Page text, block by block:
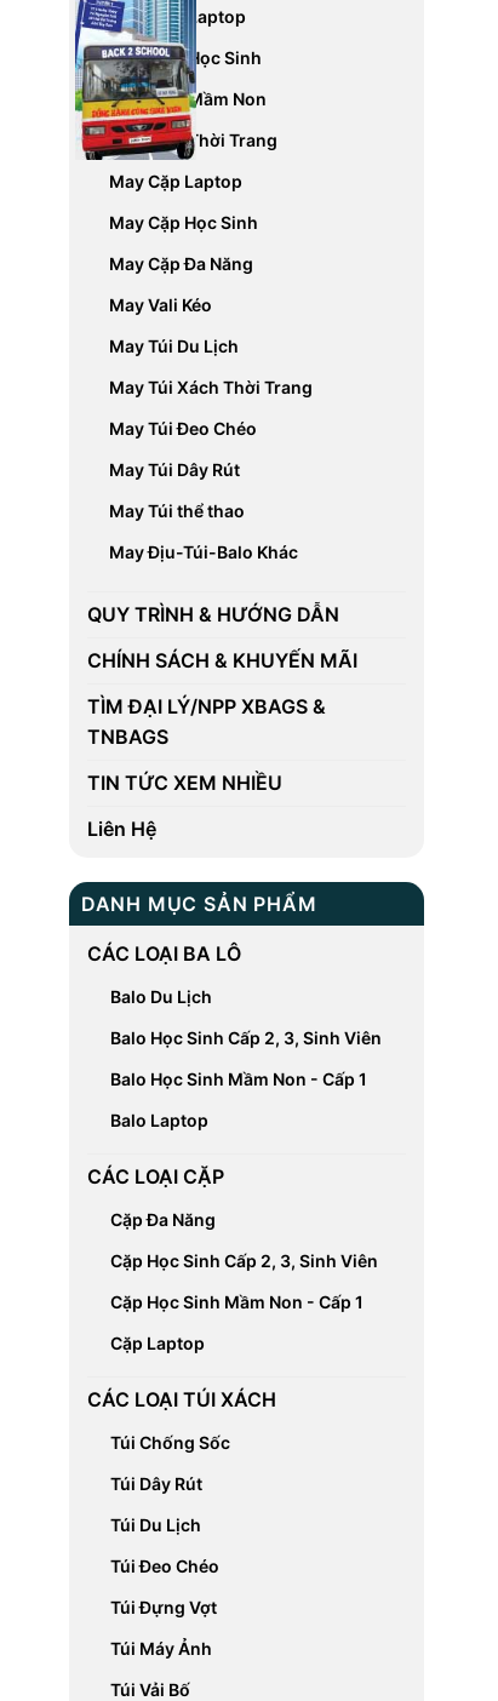
May Balo Laptop
May Balo Học Sinh
May Balo Mầm Non
May Balo Thời Trang
May Cặp Laptop
May Cặp Học Sinh
May Cặp Đa Năng
May Vali Kéo
May Túi Du Lịch
May Túi Xách Thời Trang
May Túi Đeo Chéo
May Túi Dây Rút
May Túi thể thao
May Địu-Túi-Balo Khác
QUY TRÌNH & HƯỚNG DẪN
CHÍNH SÁCH & KHUYẾN MÃI
TÌM ĐẠI LÝ/NPP XBAGS &
TNBAGS
TIN TỨC XEM NHIỀU
Liên Hệ
DANH MỤC SẢN PHẨM
CÁC LOẠI BA LÔ
Balo Du Lịch
Balo Học Sinh Cấp 2, 3, Sinh Viên
Balo Học Sinh Mầm Non - Cấp 1
Balo Laptop
CÁC LOẠI CẶP
Cặp Đa Năng
Cặp Học Sinh Cấp 2, 3, Sinh Viên
Cặp Học Sinh Mầm Non - Cấp 1
Cặp Laptop
CÁC LOẠI TÚI XÁCH
Túi Chống Sốc
Túi Dây Rút
Túi Du Lịch
Túi Đeo Chéo
Túi Đựng Vợt
Túi Máy Ảnh
Túi Vải Bố